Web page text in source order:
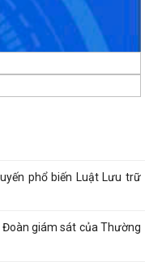
tổng dọn vệ sinh môi
phổ biến Luật Lưu trữ
Đoàn giám sát của Thường
hiện chiến dịch làm giàu,